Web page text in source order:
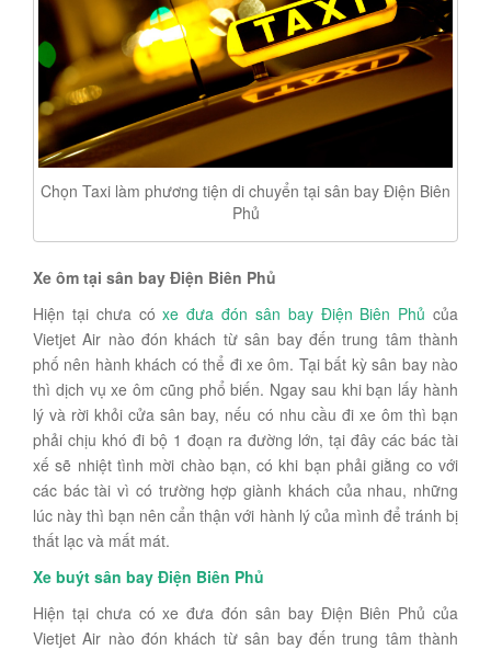
Chọn Taxi làm phương tiện di chuyển tại sân bay Điện Biên
Phủ
Xe ôm tại sân bay Điện Biên Phủ
Hiện tại chưa cóxe đưa đón sân bay Điện Biên Phủ của
Vietjet Air nào đón khách từ sân bay đến trung tâm thành
phố nên hành khách có thể đi xe ôm. Tại bất kỳ sân bay nào
thì dịch vụ xe ôm cũng phổ biến. Ngay sau khi bạn lấy hành
lý và rời khỏi cửa sân bay, nếu có nhu cầu đi xe ôm thì bạn
phải chịu khó đi bộ 1 đoạn ra đường lớn, tại đây các bác tài
xế sẽ nhiệt tình mời chào bạn, có khi bạn phải giằng co với
các bác tài vì có trường hợp giành khách của nhau, những
lúc này thì bạn nên cẩn thận với hành lý của mình để tránh bị
thất lạc và mất mát.
Xe buýt sân bay Điện Biên Phủ
Hiện tại chưa có xe đưa đón sân bay Điện Biên Phủ của
Vietjet Air nào đón khách từ sân bay đến trung tâm thành